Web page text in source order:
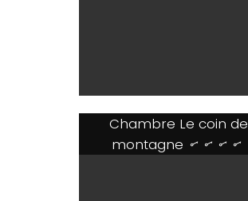
Chambre Le coin de
montagne ....